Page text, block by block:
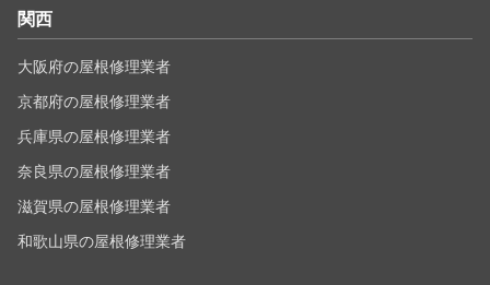
関西
大阪府の屋根修理業者
京都府の屋根修理業者
兵庫県の屋根修理業者
奈良県の屋根修理業者
滋賀県の屋根修理業者
和歌山県の屋根修理業者